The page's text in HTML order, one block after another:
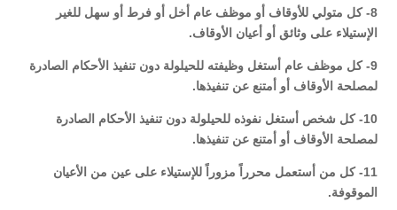
8- كل متولي للأوقاف أو موظف عام أخل أو فرط أو سهل للغير
الإستيلاء على وثائق أو أعيان الأوقاف.
9- كل موظف عام أستغل وظيفته للحيلولة دون تنفيذ الأحكام الصادرة
لمصلحة الأوقاف أو أمتنع عن تنفيذها.
10- كل شخص أستغل نفوذه للحيلولة دون تنفيذ الأحكام الصادرة
لمصلحة الأوقاف أو أمتنع عن تنفيذها.
11- كل من أستعمل محرراً مزوراً للإستيلاء على عين من الأعيان
الموقوفة.